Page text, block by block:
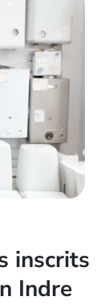
inscrits
Indre